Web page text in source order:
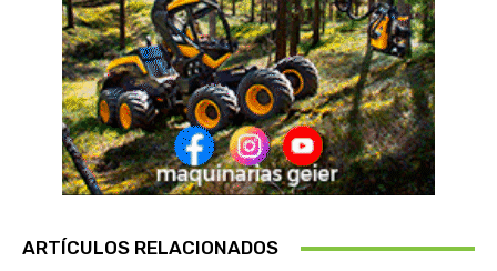
ARTÍCULOS RELACIONADOS